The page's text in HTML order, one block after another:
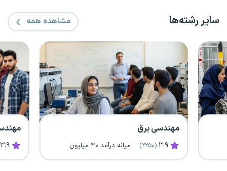
مورد فرصت‌های‌ شغلی‌ مهندس‌ سرامیک‌ نیز باید گفت‌ که‌ امروزه‌
صنایع‌ سرامیک‌ برای‌ رشد اکثر صنایع‌ اهمیت‌ بسیاری‌ دارند. برای‌
کار دارند، مصرف‌کننده‌ مواد دیرگداز هستند یا صنایع‌ الکترونیک‌
احتیاج‌ به‌ قطعات‌ مختلف‌ سرامیکی‌ با خواص‌ الکترونیکی‌ و
مغناطیسی‌ مطلوب‌ دارند. همچنین‌ صنایع‌ اتومبیل‌سازی‌، صنایع‌
ساختمانی‌، صنایع‌ تولید نیرو، مخابرات‌ و بالاخره‌ هر خانه‌ و خط‌
تولید هر کارخانه‌ای‌ نیاز به‌ فرآورده‌های‌ سرامیکی‌ دارد. در حال‌
حاضر کشور ما کارخانه‌های‌ عمده‌ کاشی‌سازی‌، چینی‌سازی‌،
تولیدکننده‌ مواد نسوز، تولیدکننده‌ سرامیک‌های‌ الکتریکی‌،
شیشه‌سازی‌، آجرسازی‌ و سیمان‌ دارد‌ که‌ فارغ‌التحصیلان‌ رشته‌
سرامیک‌ می‌توانند در آن‌ها مشغول‌ به‌ کار گشته‌ و به‌ افزایش‌
کارایی‌ و بازدهی کارخانه‌ و همچنین‌ بهبود کیفیت‌ محصول‌ آن‌
سایر رشته‌ها مشاهده همه
۳.۹ (۳۸۸۴)